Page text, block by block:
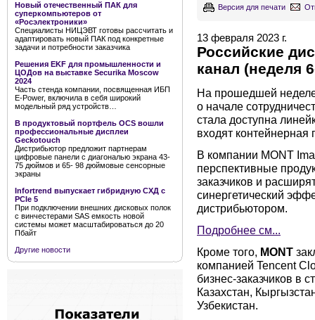
Новый отечественный ПАК для
суперкомпьютеров от
«Росэлектроники»
Специалисты НИЦЭВТ готовы рассчитать и
адаптировать новый ПАК под конкретные
задачи и потребности заказчика
Решения EKF для промышленности и
ЦОДов на выставке Securika Moscow
2024
Часть стенда компании, посвященная ИБП
Е-Power, включила в себя широкий
модельный ряд устройств…
В продуктовый портфель OCS вошли
профессиональные дисплеи
Geckotouch
Дистрибьютор предложит партнерам
цифровые панели с диагональю экрана 43-
75 дюймов и 65- 98 дюймовые сенсорные
экраны
Infortrend выпускает гибридную СХД с
PCIe 5
При подключении внешних дисковых полок
с винчестерами SAS емкость новой
системы может масштабироваться до 20
Пбайт
Другие новости
Версия для печати
13 февраля 2023 г.
Российские
канал (неделя
На прошедшей
о начале
стала доступна
входят
В компании MONT
перспективные
заказчиков и
синергетический
дистрибьютором.
Подробнее см...
Кроме того, MONT
компанией Tencent
бизнес-заказчиков
Казахстан,
Узбекистан.